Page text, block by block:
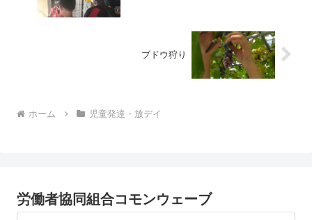
ブドウ狩り
ホーム 児童発達・放デイ
労働者協同組合コモンウェーブ